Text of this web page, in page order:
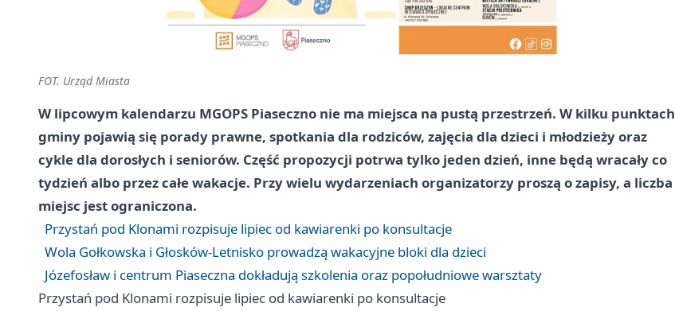
FOT. Urząd Miasta
W lipcowym kalendarzu MGOPS Piaseczno nie ma miejsca na pustą przestrzeń. W kilku punktach
gminy pojawią się porady prawne, spotkania dla rodziców, zajęcia dla dzieci i młodzieży oraz
cykle dla dorosłych i seniorów. Część propozycji potrwa tylko jeden dzień, inne będą wracały co
tydzień albo przez całe wakacje. Przy wielu wydarzeniach organizatorzy proszą o zapisy, a liczba
miejsc jest ograniczona.
Przystań pod Klonami rozpisuje lipiec od kawiarenki po konsultacje
Wola Gołkowska i Głosków-Letnisko prowadzą wakacyjne bloki dla dzieci
Józefosław i centrum Piaseczna dokładują szkolenia oraz popołudniowe warsztaty
Przystań pod Klonami rozpisuje lipiec od kawiarenki po konsultacje